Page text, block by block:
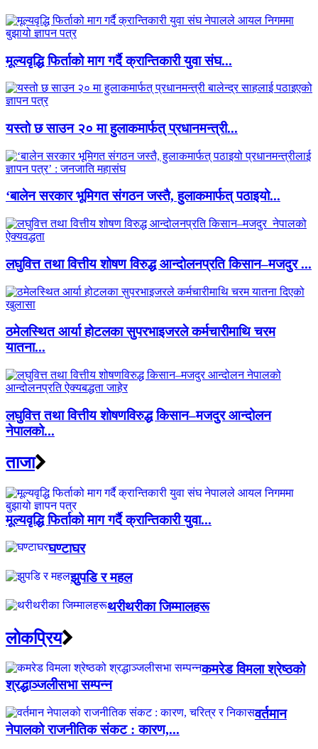
मूल्यवृद्धि फिर्ताको माग गर्दै क्रान्तिकारी युवा संघ...
यस्तो छ साउन २० मा हुलाकमार्फत् प्रधानमन्त्री...
‘बालेन सरकार भूमिगत संगठन जस्तै, हुलाकमार्फत् पठाइयो...
लघुवित्त तथा वित्तीय शोषण विरुद्ध आन्दोलनप्रति किसान–मजदुर ...
ठमेलस्थित आर्या होटलका सुपरभाइजरले कर्मचारीमाथि चरम
यातना...
लघुवित्त तथा वित्तीय शोषणविरुद्ध किसान–मजदुर आन्दोलन
नेपालको...
ताजा
मूल्यवृद्धि फिर्ताको माग गर्दै क्रान्तिकारी युवा...
घण्टाघर
झुपडि र महल
थरीथरीका जिम्मालहरू
लाेकप्रिय
कमरेड विमला श्रेष्ठको
श्रद्धाञ्जलीसभा सम्पन्न
वर्तमान
नेपालको राजनीतिक संकट : कारण,...